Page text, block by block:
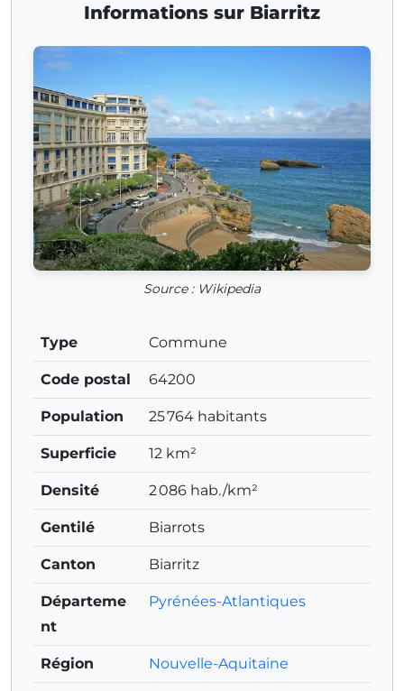
Informations sur Biarritz
Source : Wikipedia
Type Commune
Code postal 64200
Population 25 764 habitants
Superficie 12 km²
Densité 2 086 hab./km²
Gentilé Biarrots
Canton Biarritz
Départeme
nt
Pyrénées-Atlantiques
Région Nouvelle-Aquitaine